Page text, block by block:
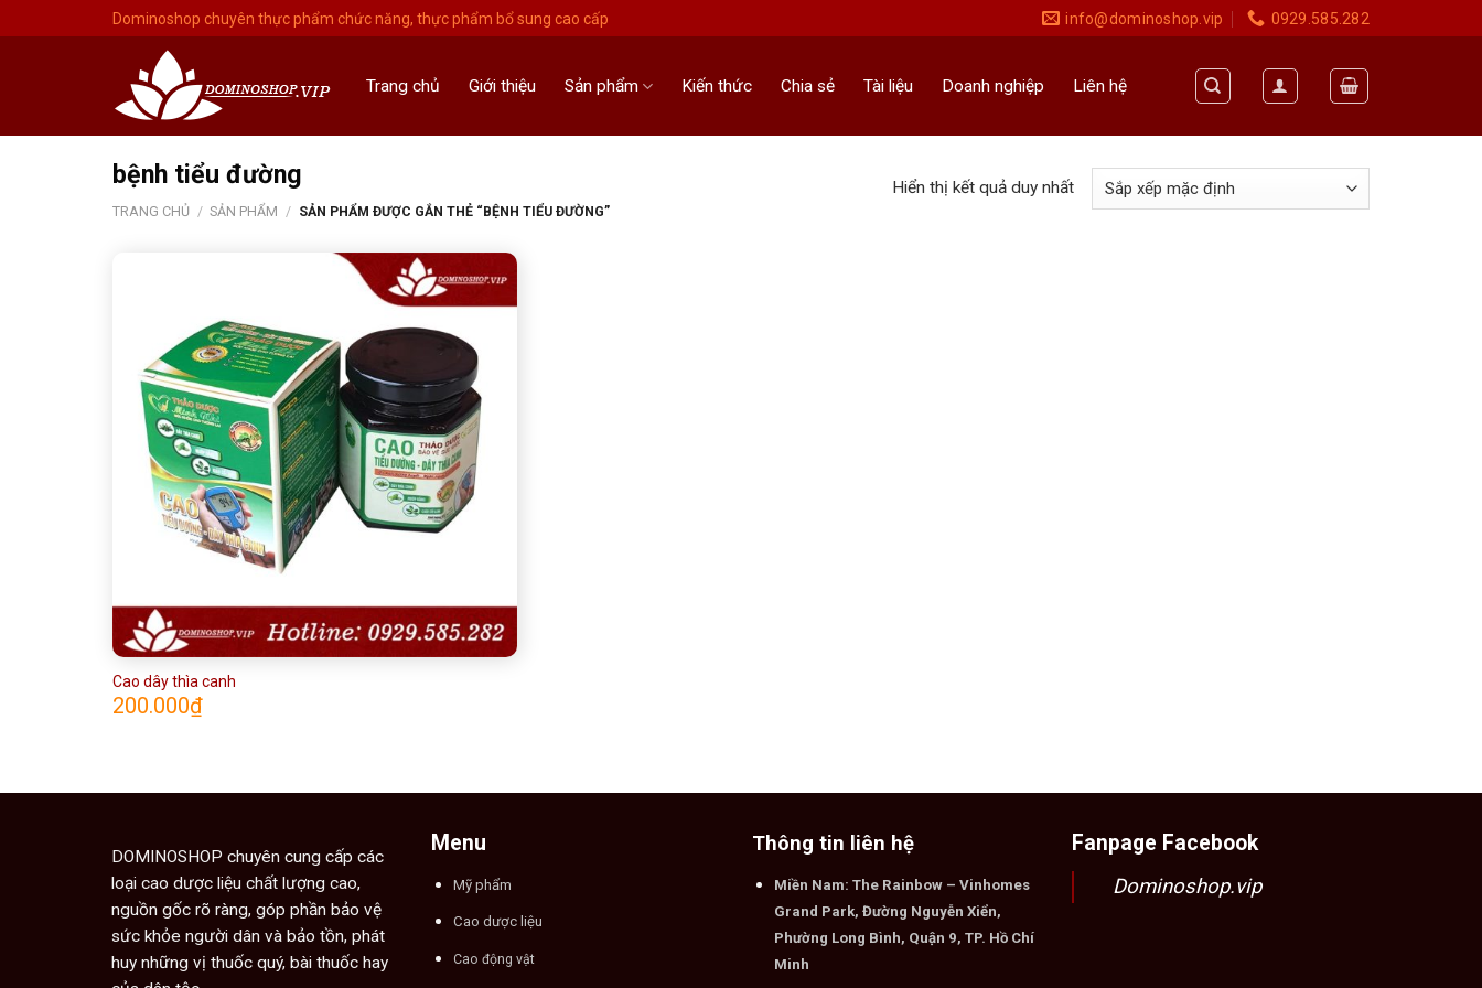
to
Dominoshop chuyên thực phẩm chức năng, thực phẩm bổ sung cao cấp info@dominoshop.vip 0929.585.282
Trang chủ Giới thiệu Sản phẩm Kiến thức Chia sẻ Tài liệu Doanh nghiệp Liên hệ
bệnh tiểu đường
TRANG CHỦ / SẢN PHẨM / SẢN PHẨM ĐƯỢC GẮN THẺ “BỆNH TIỂU ĐƯỜNG”
Hiển thị kết quả duy nhất
Cao dây thìa canh
200.000₫
DOMINOSHOP chuyên cung cấp các
loại cao dược liệu chất lượng cao,
nguồn gốc rõ ràng, góp phần bảo vệ
sức khỏe người dân và bảo tồn, phát
huy những vị thuốc quý, bài thuốc hay
Menu
Mỹ phẩm
Cao dược liệu
Cao động vật
Thông tin liên hệ
Miền Nam: The Rainbow – Vinhomes
Grand Park, Đường Nguyễn Xiển,
Phường Long Bình, Quận 9, TP. Hồ Chí
Minh
Fanpage Facebook
Dominoshop.vip